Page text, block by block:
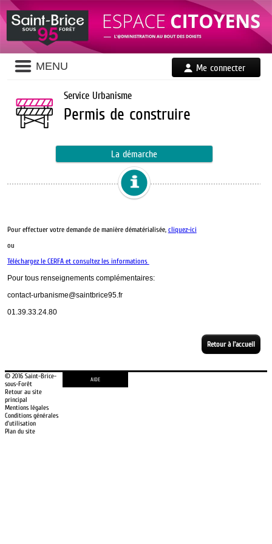
MENU Me connecter
Service Urbanisme
Permis de construire
La démarche
Retour à l'accueil
© 2016 Saint-Brice-
sous-Forêt
Retour au site
principal
Mentions légales
Conditions générales
d'utilisation
Plan du site
AIDE